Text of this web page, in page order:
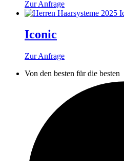
Zur Anfrage
Iconic
Zur Anfrage
Von den besten für die besten